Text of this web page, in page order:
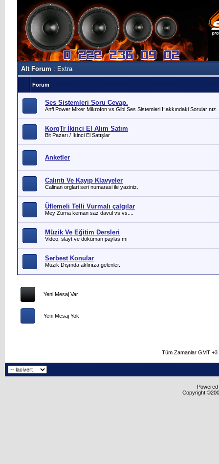
Alt Forum : Extra
Forum
Ses Sistemleri Soru Cevap.
Anfi Power Mixer Mikrofon vs Gibi Ses Sistemleri Hakkındaki Sorularınız.
KorgTr İkinci El Alım Satım
Bit Pazarı / İkinci El Satışlar
Anketler
Calıntı Ve Kayıp Klavyeler
Calinan orglari seri numarasi ile yaziniz.
Üflemeli Telli Vurmalı çalgılar
Mey Zurna keman saz davul vs vs....
Müzik Ve Eğitim Dersleri
Video, slayt ve döküman paylaşımı
Serbest Konular
Muzik Dışında aklınıza gelenler.
Yeni Mesaj Var
Yeni Mesaj Yok
Tüm Zamanlar GMT
Copyright